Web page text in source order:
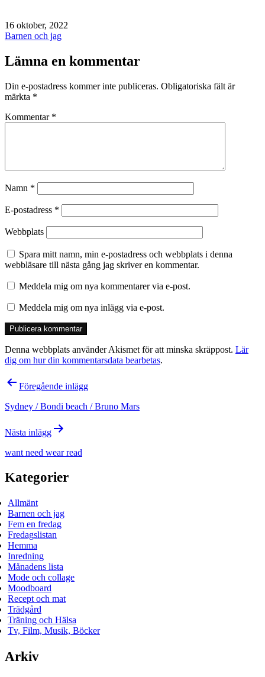
Publicerat
den
16 oktober, 2022
Kategoriserat
Barnen och jag
Lämna en kommentar
Din e-postadress kommer inte publiceras. Obligatoriska fält är
märkta *
Kommentar *
Namn *
E-postadress *
Webbplats
Spara mitt namn, min e-postadress och webbplats i denna
webbläsare till nästa gång jag skriver en kommentar.
Meddela mig om nya kommentarer via e-post.
Meddela mig om nya inlägg via e-post.
Denna webbplats använder Akismet för att minska skräppost. Lär
dig om hur din kommentarsdata bearbetas.
Inläggsnavigering
Föregående inlägg
Sydney / Bondi beach / Bruno Mars
Nästa inlägg
want need wear read
Kategorier
Allmänt
Barnen och jag
Fem en fredag
Fredagslistan
Hemma
Inredning
Månadens lista
Mode och collage
Moodboard
Recept och mat
Trädgård
Träning och Hälsa
Tv, Film, Musik, Böcker
Arkiv